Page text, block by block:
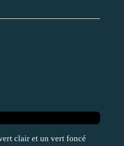
clair et un vert foncé